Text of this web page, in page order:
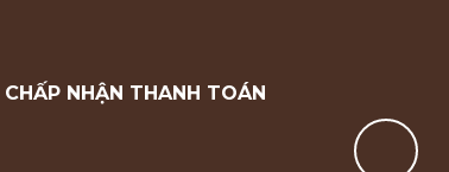
CHẤP NHẬN THANH TOÁN